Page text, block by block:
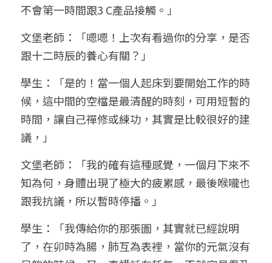
團隊訓練營
五行八字線上班
不會第一時間跟3 C產品接觸。」
文堡老師：「嗯嗯！上次有看過你的分享，是否
跟十二時辰的養心有關？」
學生：「是的！當一個人起床到要開始工作的時
候，這中間的空檔是最清醒的時刻，可用短暫的
時間，讓自己禪修或練功，其實是比較很好的建
議，」
文堡老師：「我的確有這種感覺，一個月下來不
知為何，身體出現了極大的疲累感，最後喉嚨也
跟我抗議，所以暫時停播。」
學生：「我傳給你的那張圖，其實就已經說明
了，在卯時為腸，肺互為表裡，當你的元氣沒有